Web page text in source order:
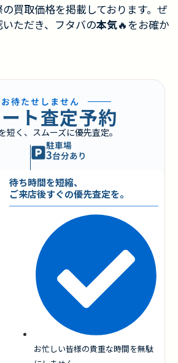
買取価格を掲載しております。ぜ
ただき、フタバの本気🔥をお確か
お待たせしません
ト査定予約
短く、スムーズに優先査定。
駐車場
3台分あり
待ち時間を短縮、
ご来店後すぐの優先査定を。
お忙しい皆様の貴重な時間を無駄